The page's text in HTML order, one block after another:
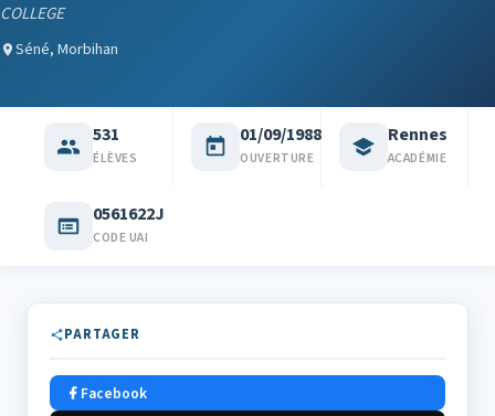
COLLEGE
Séné, Morbihan
531
ÉLÈVES
01/09/1988
OUVERTURE
Rennes
ACADÉMIE
0561622J
CODE UAI
PARTAGER
Facebook